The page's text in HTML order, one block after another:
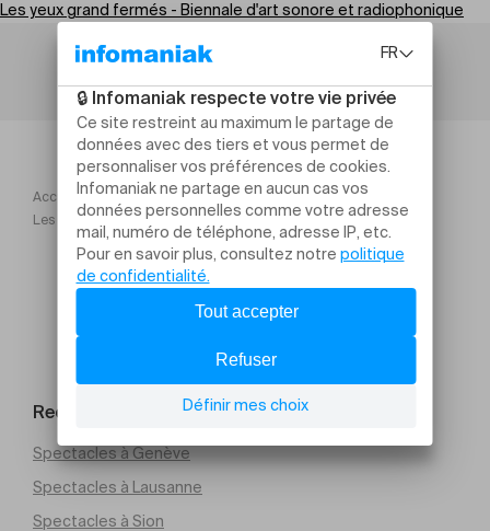
Les yeux grand fermés - Biennale d'art sonore et radiophonique
Accueil
Les yeux grand fermés Biennale d'art sonore et radiophonique
Rechercher un évènement
Spectacles à Genève
Spectacles à Lausanne
Spectacles à Sion